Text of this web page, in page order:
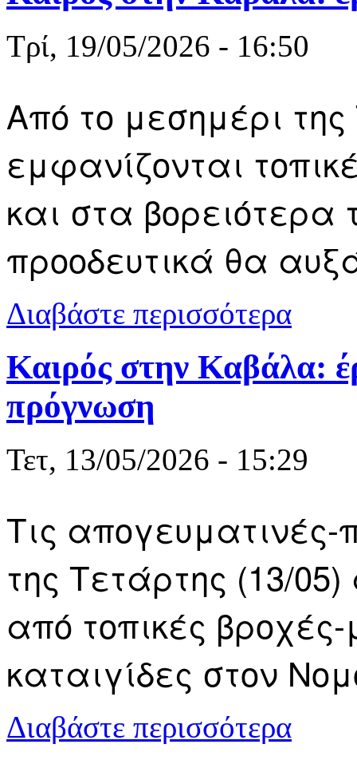
Τρί, 19/05/2026 - 16:50
Από το μεσημέρι της
εμφανίζονται
και στα
προοδευτικά θα
Διαβάστε περισσότερα
Καιρός στην Καβάλα:
πρόγνωση
Τετ, 13/05/2026 - 15:29
Τις
της Τετάρτης (13/
από τοπικές
καταιγίδες στον
Διαβάστε περισσότερα